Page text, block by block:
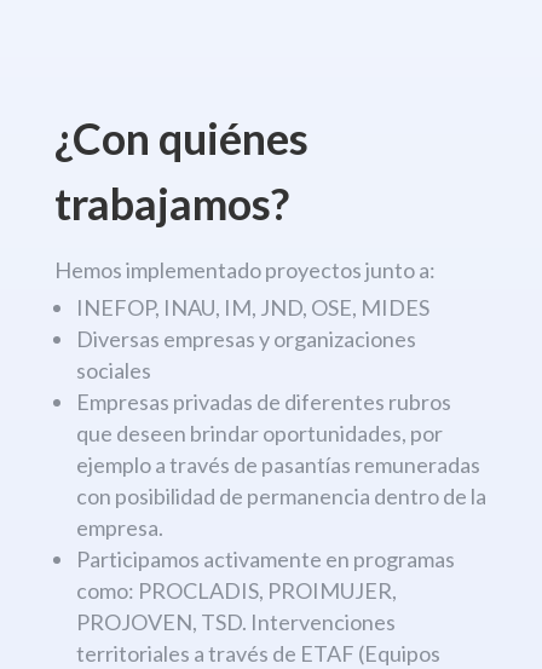
¿Con quiénes
trabajamos?
Hemos implementado proyectos junto a:
INEFOP, INAU, IM, JND, OSE, MIDES
Diversas empresas y organizaciones
sociales
Empresas privadas de diferentes rubros
que deseen brindar oportunidades, por
ejemplo a través de pasantías remuneradas
con posibilidad de permanencia dentro de la
empresa.
Participamos activamente en programas
como: PROCLADIS, PROIMUJER,
PROJOVEN, TSD. Intervenciones
territoriales a través de ETAF (Equipos